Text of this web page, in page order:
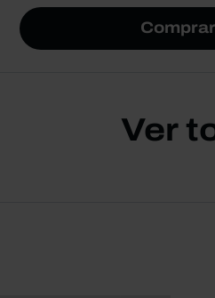
Comprar
Ver